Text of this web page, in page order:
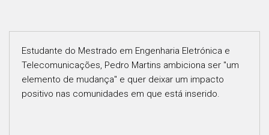
Estudante do Mestrado em Engenharia Eletrónica e
Telecomunicações, Pedro Martins ambiciona ser ''um
elemento de mudança'' e quer deixar um impacto
positivo nas comunidades em que está inserido.